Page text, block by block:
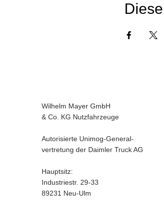
Wilhelm Mayer GmbH
& Co. KG Nutzfahrzeuge
Autorisierte Unimog-General-
vertretung der Daimler Truck AG
Hauptsitz:
Industriestr. 29-33
89231 Neu-Ulm